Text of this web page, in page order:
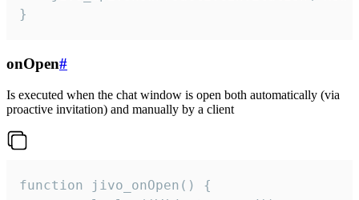
}
onOpen#
Is executed when the chat window is open both automatically (via
proactive invitation) and manually by a client
function jivo_onOpen() {